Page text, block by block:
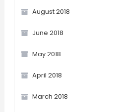
August 2018
June 2018
May 2018
April 2018
March 2018